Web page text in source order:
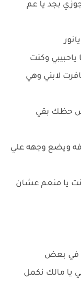
بجد يا عم
وكنت
لابني وهي
حظك بقي
ويضع وجهه علي
يا منعم عشان
في بعض
يا مالك نكمل